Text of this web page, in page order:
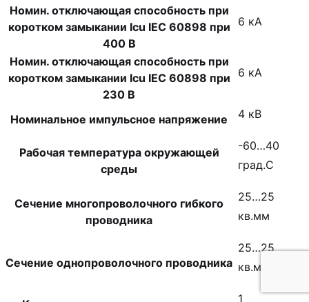
Номин. отключающая способность при
коротком замыкании Icu IEC 60898 при
400 В
6 кА
Номин. отключающая способность при
коротком замыкании Icu IEC 60898 при
230 В
6 кА
Номинальное импульсное напряжение 4 кВ
Рабочая температура окружающей
среды
-60…40
град.C
Сечение многопроволочного гибкого
проводника
25…25
кв.мм
Сечение однопроволочного проводника
25…25
кв.мм
1